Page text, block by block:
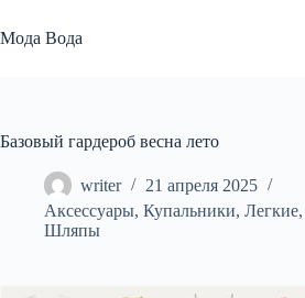
к
сути
Мода Вода
Базовый гардероб весна лето
writer
21 апреля 2025
Аксессуары, Купальники, Легкие,
Шляпы